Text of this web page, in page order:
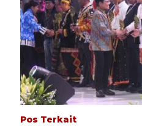
Pos Terkait